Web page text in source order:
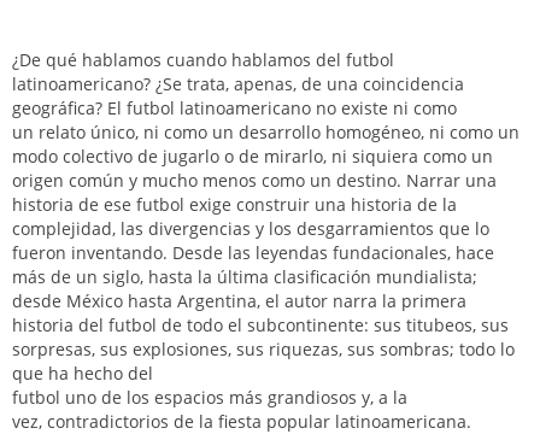
¿De qué hablamos cuando hablamos del futbol
latinoamericano? ¿Se trata, apenas, de una coincidencia
geográfica? El futbol latinoamericano no existe ni como
un relato único, ni como un desarrollo homogéneo, ni como un
modo colectivo de jugarlo o de mirarlo, ni siquiera como un
origen común y mucho menos como un destino. Narrar una
historia de ese futbol exige construir una historia de la
complejidad, las divergencias y los desgarramientos que lo
fueron inventando. Desde las leyendas fundacionales, hace
más de un siglo, hasta la última clasificación mundialista;
desde México hasta Argentina, el autor narra la primera
historia del futbol de todo el subcontinente: sus titubeos, sus
sorpresas, sus explosiones, sus riquezas, sus sombras; todo lo
que ha hecho del
futbol uno de los espacios más grandiosos y, a la
vez, contradictorios de la fiesta popular latinoamericana.